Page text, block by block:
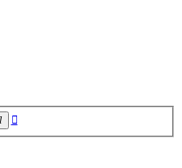
SzukajWyszukiwanie